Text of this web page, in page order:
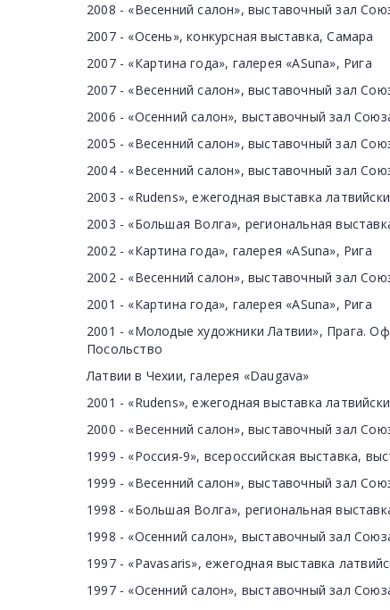
2008 - «Весенний салон», выставочный зал
2007 - «Осень», конкурсная выставка, Самара
2007 - «Картина года», галерея «ASuna», Рига
2007 - «Весенний салон», выставочный зал
2006 - «Осенний салон», выставочный зал
2005 - «Весенний салон», выставочный зал
2004 - «Весенний салон», выставочный зал
2003 - «Rudens», ежегодная выставка
2003 - «Большая Волга», региональная
2002 - «Картина года», галерея «ASuna», Рига
2002 - «Весенний салон», выставочный зал
2001 - «Картина года», галерея «ASuna», Рига
2001 - «Молодые художники Латвии», Прага.
Посольство
Латвии в Чехии, галерея «Daugava»
2001 - «Rudens», ежегодная выставка
2000 - «Весенний салон», выставочный зал
1999 - «Россия-9», всероссийская выставка,
1999 - «Весенний салон», выставочный зал
1998 - «Большая Волга», региональная
1998 - «Осенний салон», выставочный зал
1997 - «Pavasaris», ежегодная выставка
1997 - «Осенний салон», выставочный зал